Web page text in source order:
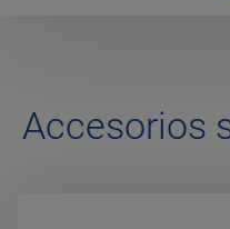
Accesorios